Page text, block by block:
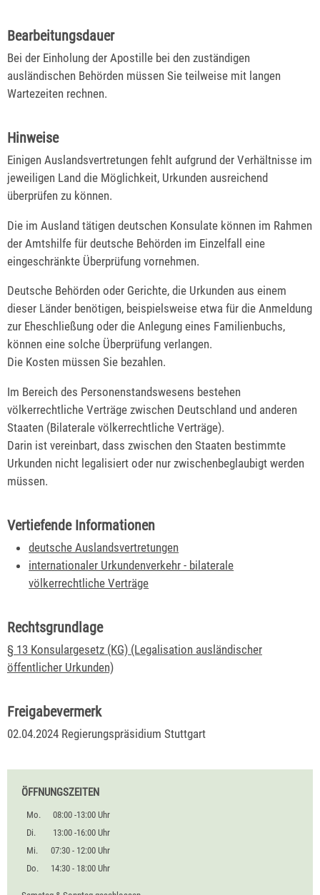
Bearbeitungsdauer
Bei der Einholung der Apostille bei den zuständigen
ausländischen Behörden müssen Sie teilweise mit langen
Wartezeiten rechnen.
Hinweise
Einigen Auslandsvertretungen fehlt aufgrund der Verhältnisse im
jeweiligen Land die Möglichkeit, Urkunden ausreichend
überprüfen zu können.
Die im Ausland tätigen deutschen Konsulate können im Rahmen
der Amtshilfe für deutsche Behörden im Einzelfall eine
eingeschränkte Überprüfung vornehmen.
Deutsche Behörden oder Gerichte, die Urkunden aus einem
dieser Länder benötigen, beispielsweise etwa für die Anmeldung
zur Eheschließung oder die Anlegung eines Familienbuchs,
können eine solche Überprüfung verlangen.
Die Kosten müssen Sie bezahlen.
Im Bereich des Personenstandswesens bestehen
völkerrechtliche Verträge zwischen Deutschland und anderen
Staaten (Bilaterale völkerrechtliche Verträge).
Darin ist vereinbart, dass zwischen den Staaten bestimmte
Urkunden nicht legalisiert oder nur zwischenbeglaubigt werden
müssen.
Vertiefende Informationen
deutsche Auslandsvertretungen
internationaler Urkundenverkehr - bilaterale
völkerrechtliche Verträge
Rechtsgrundlage
§ 13 Konsulargesetz (KG) (Legalisation ausländischer
öffentlicher Urkunden)
Freigabevermerk
02.04.2024 Regierungspräsidium Stuttgart
ÖFFNUNGSZEITEN
Mo.
08:00 -13:00 Uhr
Di.
13:00 -16:00 Uhr
Mi.
07:30 - 12:00 Uhr
Do.
14:30 - 18:00 Uhr